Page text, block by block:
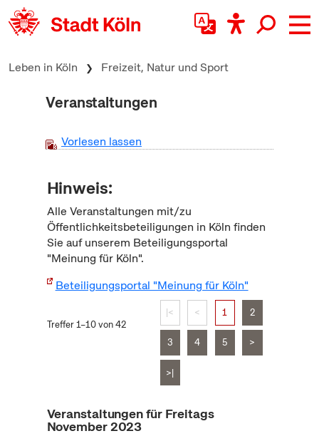
zum Inhalt springen
Leben in Köln Freizeit, Natur und Sport
Veranstaltungen
Vorlesen lassen
Hinweis:
Alle Veranstaltungen mit/zu
Öffentlichkeitsbeteiligungen in Köln finden
Sie auf unserem Beteiligungsportal
"Meinung für Köln".
Beteiligungsportal "Meinung für Köln"
Treffer 1–10 von 42
|< < 1 2
3 4 5 >
>|
Veranstaltungen für Freitags
November 2023